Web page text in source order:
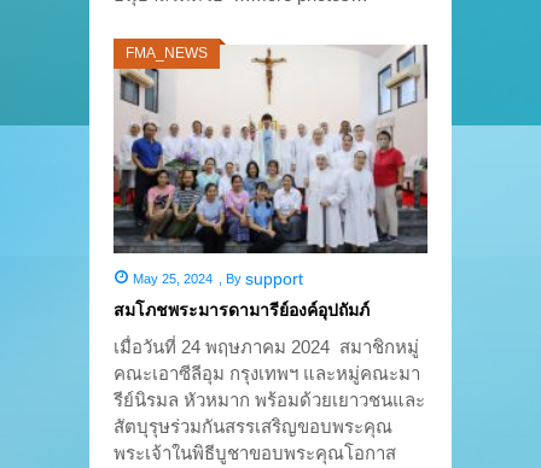
FMA_NEWS
May 25, 2024 By support
สมโภชพระมารดามารีย์องค์อุปถัมภ์
เมื่อวันที่ 24 พฤษภาคม 2024 สมาชิกหมู่
คณะเอาซีลีอุม กรุงเทพฯ และหมู่คณะมา
รีย์นิรมล หัวหมาก พร้อมด้วยเยาวชนและ
สัตบุรุษร่วมกันสรรเสริญขอบพระคุณ
พระเจ้าในพิธีบูชาขอบพระคุณโอกาส